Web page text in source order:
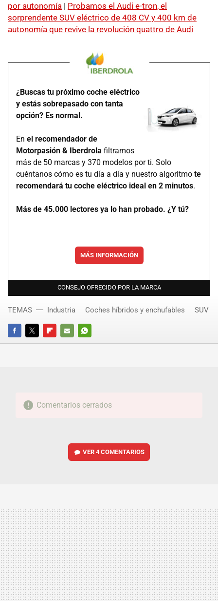
por autonomía | Probamos el Audi e-tron, el
sorprendente SUV eléctrico de 408 CV y 400 km de
autonomía que revive la revolución quattro de Audi
¿Buscas tu próximo coche eléctrico
y estás sobrepasado con tanta
opción? Es normal.
En el recomendador de
Motorpasión & Iberdrola filtramos
más de 50 marcas y 370 modelos por ti. Solo
cuéntanos cómo es tu día a día y nuestro algoritmo te
recomendará tu coche eléctrico ideal en 2 minutos.
Más de 45.000 lectores ya lo han probado. ¿Y tú?
MÁS INFORMACIÓN
CONSEJO OFRECIDO POR LA MARCA
FACEBOOKTWITTERFLIPBOARD
E-
WHATSAPP
TEMAS Industria Coches híbridos y enchufables SUV
Comentarios cerrados
VER4 COMENTARIOS